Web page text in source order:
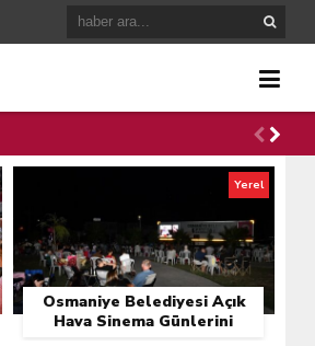
Osmaniye Belediyesi Açık
Hava Sinema Günlerini
Yerel